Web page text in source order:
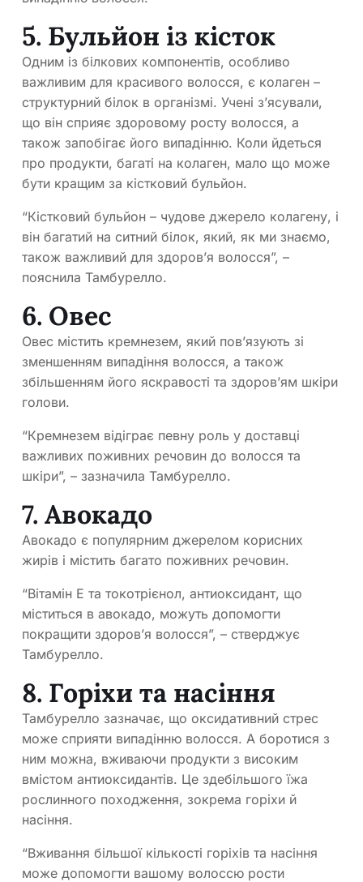
5. Бульйон із кісток
Одним із білкових компонентів, особливо
важливим для красивого волосся, є колаген –
структурний білок в організмі. Учені з’ясували,
що він сприяє здоровому росту волосся, а
також запобігає його випадінню. Коли йдеться
про продукти, багаті на колаген, мало що може
бути кращим за кістковий бульйон.
“Кістковий бульйон – чудове джерело колагену, і
він багатий на ситний білок, який, як ми знаємо,
також важливий для здоров’я волосся”, –
пояснила Тамбурелло.
6. Овес
Овес містить кремнезем, який пов’язують зі
зменшенням випадіння волосся, а також
збільшенням його яскравості та здоров’ям шкіри
голови.
“Кремнезем відіграє певну роль у доставці
важливих поживних речовин до волосся та
шкіри”, – зазначила Тамбурелло.
7. Авокадо
Авокадо є популярним джерелом корисних
жирів і містить багато поживних речовин.
“Вітамін Е та токотрієнол, антиоксидант, що
міститься в авокадо, можуть допомогти
покращити здоров’я волосся”, – стверджує
Тамбурелло.
8. Горіхи та насіння
Тамбурелло зазначає, що оксидативний стрес
може сприяти випадінню волосся. А боротися з
ним можна, вживаючи продукти з високим
вмістом антиоксидантів. Це здебільшого їжа
рослинного походження, зокрема горіхи й
насіння.
“Вживання більшої кількості горіхів та насіння
може допомогти вашому волоссю рости